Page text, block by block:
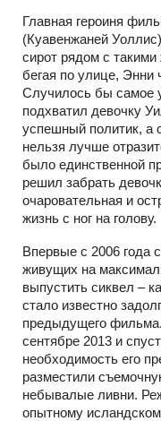
Главная героиня
(Куавенжаней
сирот рядом с
бегая по улице, Энни
Случилось бы самое
подхватил девочку
успешный политик, а
нельзя лучше
было единственной
решил забрать
очаровательная и
жизнь с ног на голову.
Впервые с 2006 года
живущих на
выпустить сиквел –
стало известно
предыдущего
сентябре 2013 и
необходимость его
разместили
небывалые ливни.
опытному